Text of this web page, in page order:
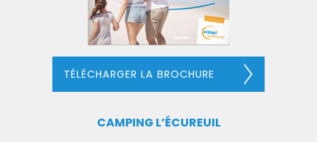
TÉLÉCHARGER LA BROCHURE
CAMPING L’ÉCUREUIL